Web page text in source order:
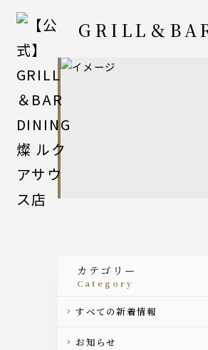
GRILL＆
カテゴリー
category
すべての新着情報
お知らせ